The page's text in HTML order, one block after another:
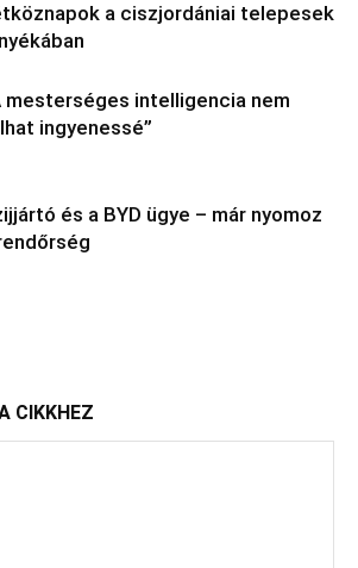
a ciszjordániai telepesek
mesterséges intelligencia nem
ingyenessé”
és a BYD ügye – már nyomoz
CIKKHEZ